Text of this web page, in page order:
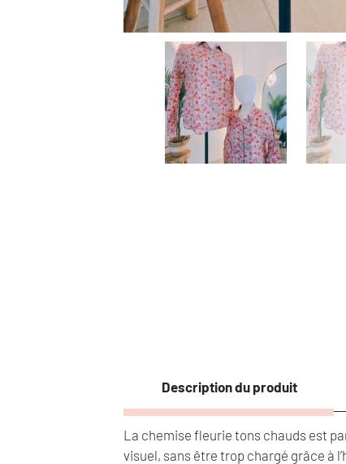
Description du produit
La chemise fleurie tons chauds est
visuel, sans être trop chargé grâce à